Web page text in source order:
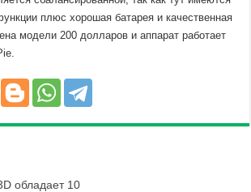
плюс хорошая батарея и качественная
модели 200 долларов и аппарат работает
обладает 10